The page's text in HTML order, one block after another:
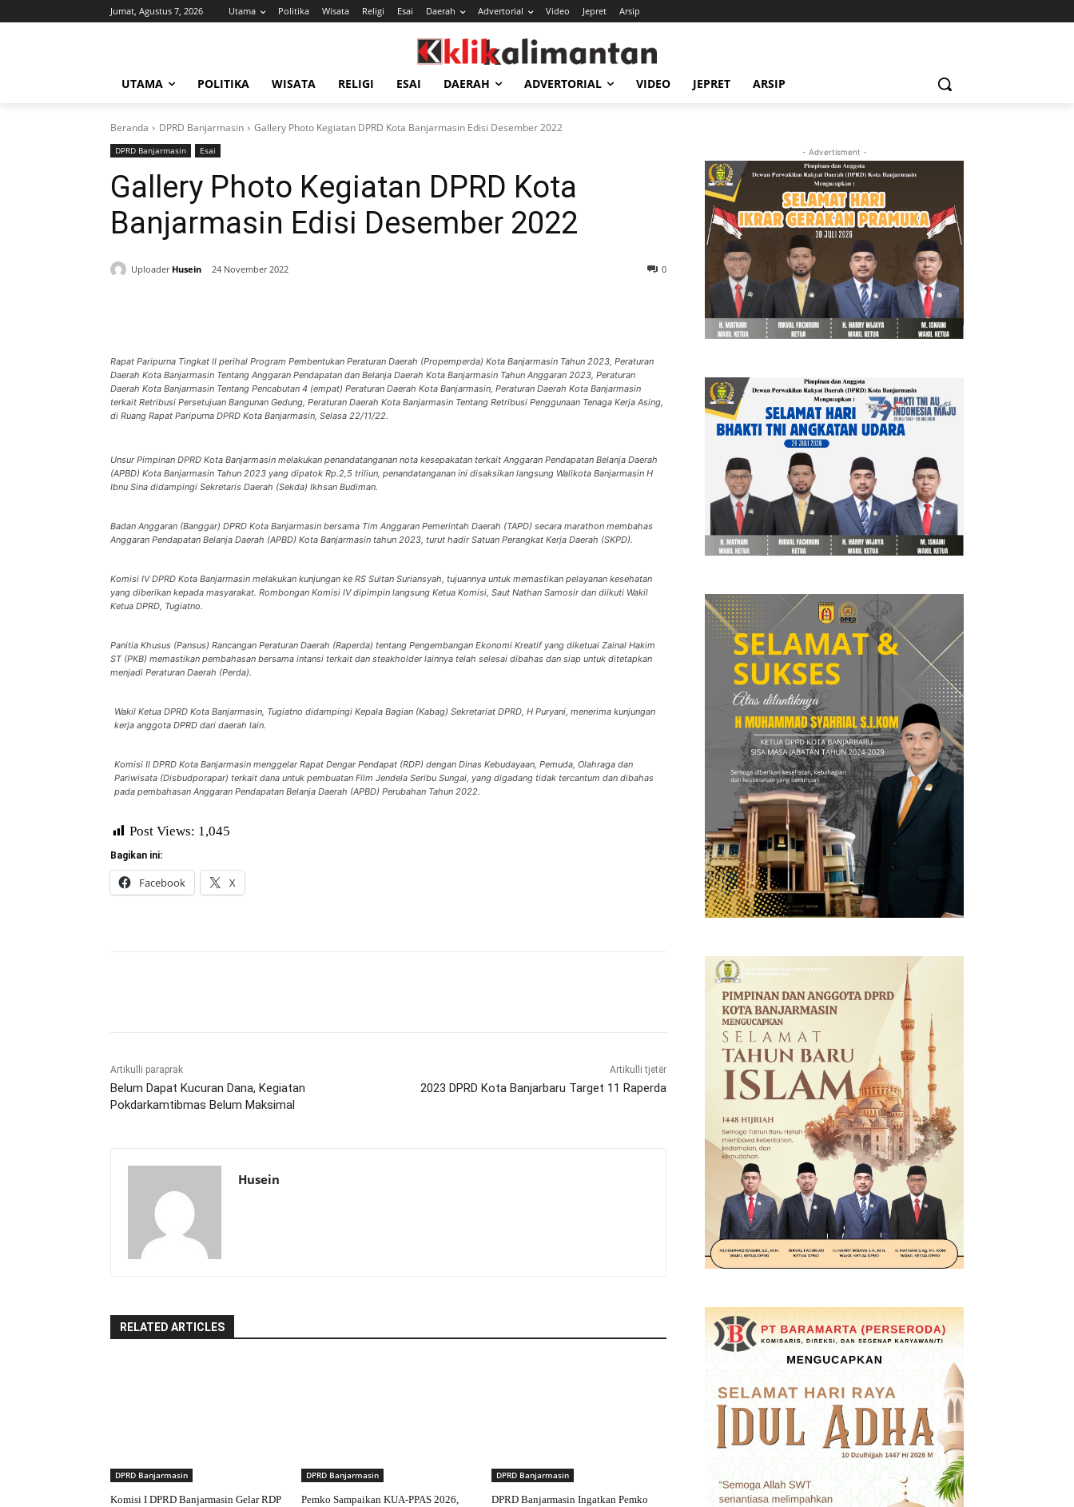
Jumat, Agustus 7, 2026 Utama Politika Wisata Religi Esai Daerah Advertorial Video Jepret Arsip
UTAMA POLITIKA WISATA RELIGI ESAI DAERAH ADVERTORIAL VIDEO JEPRET ARSIP
Beranda DPRD Banjarmasin Gallery Photo Kegiatan DPRD Kota Banjarmasin Edisi Desember 2022
DPRD Banjarmasin Esai
Gallery Photo Kegiatan DPRD Kota
Banjarmasin Edisi Desember 2022
Uploader Husein 24 November 2022 0
Rapat Paripurna Tingkat II perihal Program Pembentukan Peraturan Daerah (Propemperda) Kota Banjarmasin Tahun 2023, Peraturan
Daerah Kota Banjarmasin Tentang Anggaran Pendapatan dan Belanja Daerah Kota Banjarmasin Tahun Anggaran 2023, Peraturan
Daerah Kota Banjarmasin Tentang Pencabutan 4 (empat) Peraturan Daerah Kota Banjarmasin, Peraturan Daerah Kota Banjarmasin
terkait Retribusi Persetujuan Bangunan Gedung, Peraturan Daerah Kota Banjarmasin Tentang Retribusi Penggunaan Tenaga Kerja Asing,
di Ruang Rapat Paripurna DPRD Kota Banjarmasin, Selasa 22/11/22.
Unsur Pimpinan DPRD Kota Banjarmasin melakukan penandatanganan nota kesepakatan terkait Anggaran Pendapatan Belanja Daerah
(APBD) Kota Banjarmasin Tahun 2023 yang dipatok Rp.2,5 triliun, penandatanganan ini disaksikan langsung Walikota Banjarmasin H
Ibnu Sina didampingi Sekretaris Daerah (Sekda) Ikhsan Budiman.
Badan Anggaran (Banggar) DPRD Kota Banjarmasin bersama Tim Anggaran Pemerintah Daerah (TAPD) secara marathon membahas
Anggaran Pendapatan Belanja Daerah (APBD) Kota Banjarmasin tahun 2023, turut hadir Satuan Perangkat Kerja Daerah (SKPD).
Komisi IV DPRD Kota Banjarmasin melakukan kunjungan ke RS Sultan Suriansyah, tujuannya untuk memastikan pelayanan kesehatan
yang diberikan kepada masyarakat. Rombongan Komisi IV dipimpin langsung Ketua Komisi, Saut Nathan Samosir dan diikuti Wakil
Ketua DPRD, Tugiatno.
Panitia Khusus (Pansus) Rancangan Peraturan Daerah (Raperda) tentang Pengembangan Ekonomi Kreatif yang diketuai Zainal Hakim
ST (PKB) memastikan pembahasan bersama intansi terkait dan steakholder lainnya telah selesai dibahas dan siap untuk ditetapkan
menjadi Peraturan Daerah (Perda).
Wakil Ketua DPRD Kota Banjarmasin, Tugiatno didampingi Kepala Bagian (Kabag) Sekretariat DPRD, H Puryani, menerima kunjungan
kerja anggota DPRD dari daerah lain.
Komisi II DPRD Kota Banjarmasin menggelar Rapat Dengar Pendapat (RDP) dengan Dinas Kebudayaan, Pemuda, Olahraga dan
Pariwisata (Disbudporapar) terkait dana untuk pembuatan Film Jendela Seribu Sungai, yang digadang tidak tercantum dan dibahas
pada pembahasan Anggaran Pendapatan Belanja Daerah (APBD) Perubahan Tahun 2022.
Post Views: 1,045
Bagikan ini:
Facebook X
Artikulli paraprak
Belum Dapat Kucuran Dana, Kegiatan
Pokdarkamtibmas Belum Maksimal
Artikulli tjetër
2023 DPRD Kota Banjarbaru Target 11 Raperda
Husein
RELATED ARTICLES
DPRD Banjarmasin
Komisi I DPRD Banjarmasin Gelar RDP
DPRD Banjarmasin
Pemko Sampaikan KUA-PPAS 2026,
DPRD Banjarmasin
DPRD Banjarmasin Ingatkan Pemko
- Advertisment -